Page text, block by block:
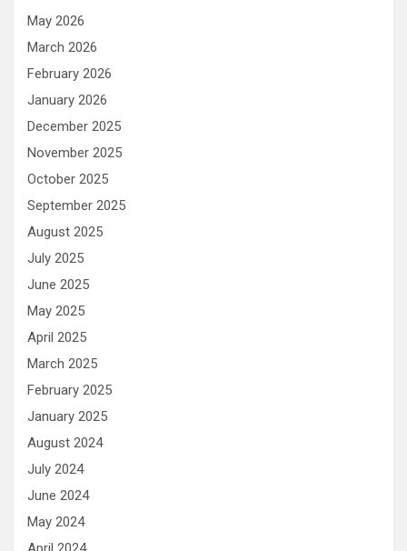
May 2026
March 2026
February 2026
January 2026
December 2025
November 2025
October 2025
September 2025
August 2025
July 2025
June 2025
May 2025
April 2025
March 2025
February 2025
January 2025
August 2024
July 2024
June 2024
May 2024